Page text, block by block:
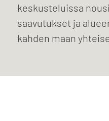
keskusteluissa
saavutukset ja
kahden maan